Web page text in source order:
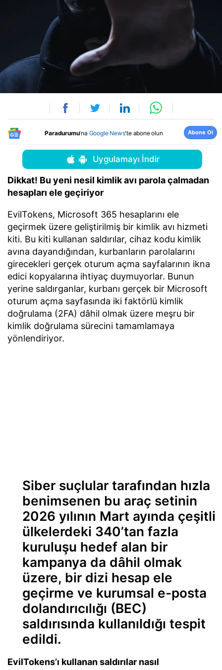
Paradurumu'na Google News'te abone olun Abone Ol
Uygulamayı İndir
Dikkat! Bu yeni nesil kimlik avı parola çalmadan
hesapları ele geçiriyor
EvilTokens, Microsoft 365 hesaplarını ele
geçirmek üzere geliştirilmiş bir kimlik avı hizmeti
kiti. Bu kiti kullanan saldırılar, cihaz kodu kimlik
avına dayandığından, kurbanların parolalarını
girecekleri gerçek oturum açma sayfalarının ikna
edici kopyalarına ihtiyaç duymuyorlar. Bunun
yerine saldırganlar, kurbanı gerçek bir Microsoft
oturum açma sayfasında iki faktörlü kimlik
doğrulama (2FA) dâhil olmak üzere meşru bir
kimlik doğrulama sürecini tamamlamaya
yönlendiriyor.
Siber suçlular tarafından hızla
benimsenen bu araç setinin
2026 yılının Mart ayında çeşitli
ülkelerdeki 340’tan fazla
kuruluşu hedef alan bir
kampanya da dâhil olmak
üzere, bir dizi hesap ele
geçirme ve kurumsal e-posta
dolandırıcılığı (BEC)
saldırısında kullanıldığı tespit
edildi.
EvilTokens’ı kullanan saldırılar nasıl